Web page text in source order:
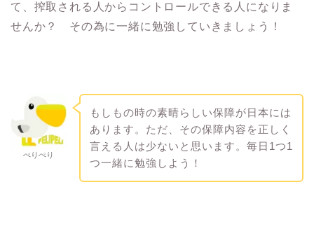
て、 搾取される人からコントロールできる人になりま
せんか ？ その為に一緒に勉強していきましょう！
ぺりぺり
もしもの時の素晴らしい保障が日本には
あります。ただ、その保障内容を正しく
言える人は少ないと思います。毎日1つ1
つ一緒に勉強しよう！